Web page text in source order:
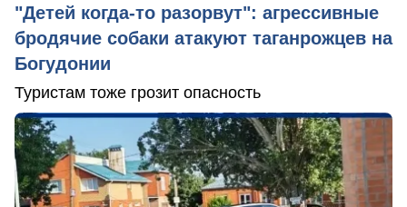
"Детей когда-то разорвут": агрессивные
бродячие собаки атакуют таганрожцев на
Богудонии
Туристам тоже грозит опасность